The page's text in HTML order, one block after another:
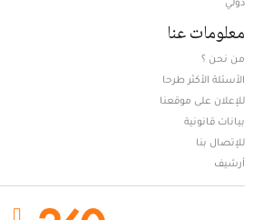
معلومات عنا
من نحن ؟
الأسئلة الأكثر طرحا
للإعلان على موقعنا
بيانات قانونية
للإتصال بنا
أرشيف